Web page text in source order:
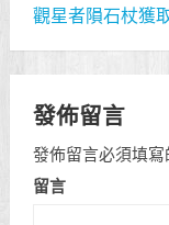
觀星者隕石杖獲
發佈留言
發佈留言必須填
留言